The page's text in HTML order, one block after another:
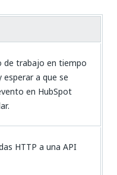
de trabajo en tiempo
esperar a que se
en HubSpot
HTTP a una API